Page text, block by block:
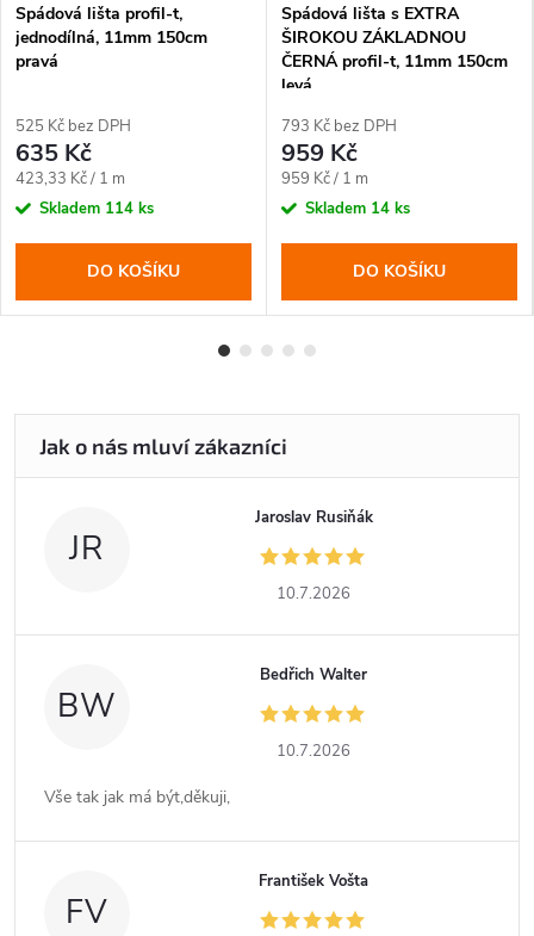
Spádová lišta profil-t,
jednodílná, 11mm 150cm
pravá
525 Kč bez DPH
635 Kč
Měrná
cena:
423,33 Kč / 1 m
Skladem 114 ks
DO KOŠÍKU
Spádová lišta s EXTRA
ŠIROKOU ZÁKLADNOU
ČERNÁ profil-t, 11mm 150cm
levá
793 Kč bez DPH
959 Kč
Měrná
cena:
959 Kč / 1 m
Skladem 14 ks
DO KOŠÍKU
JR
Jaroslav Rusiňák
10.7.2026
BW
Bedřich Walter
10.7.2026
Vše tak jak má být,děkuji,
FV
František Vošta